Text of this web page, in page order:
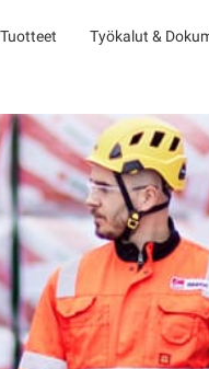
Tuotteet Työkalut &